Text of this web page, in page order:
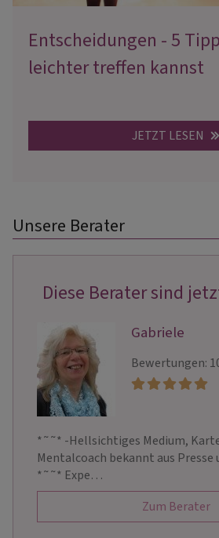
Entscheidungen - 5
leichter treffen kannst
JETZT LESEN
Unsere Berater
Diese Berater sind
Gabriele
Bewertungen:
*˜˜* -Hellsichtiges Medium,
Mentalcoach bekannt aus Presse
*˜˜* Expe…
Zum Berater